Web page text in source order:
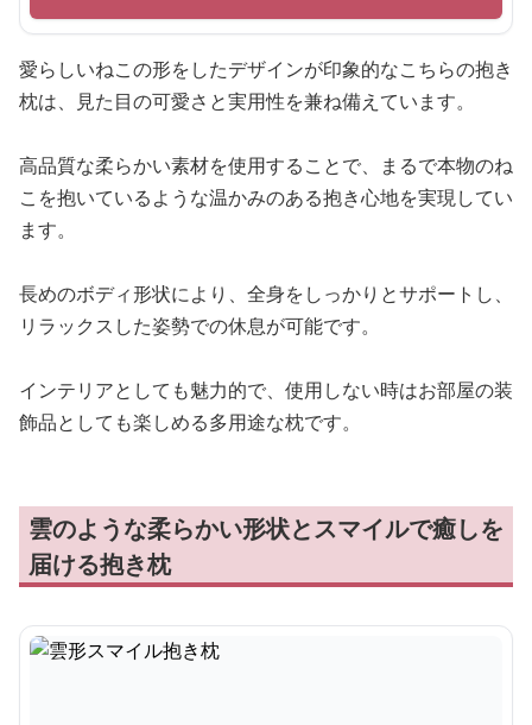
愛らしいねこの形をしたデザインが印象的なこちらの抱き
枕は、見た目の可愛さと実用性を兼ね備えています。
高品質な柔らかい素材を使用することで、まるで本物のね
こを抱いているような温かみのある抱き心地を実現してい
ます。
長めのボディ形状により、全身をしっかりとサポートし、
リラックスした姿勢での休息が可能です。
インテリアとしても魅力的で、使用しない時はお部屋の装
飾品としても楽しめる多用途な枕です。
雲のような柔らかい形状とスマイルで癒しを
届ける抱き枕